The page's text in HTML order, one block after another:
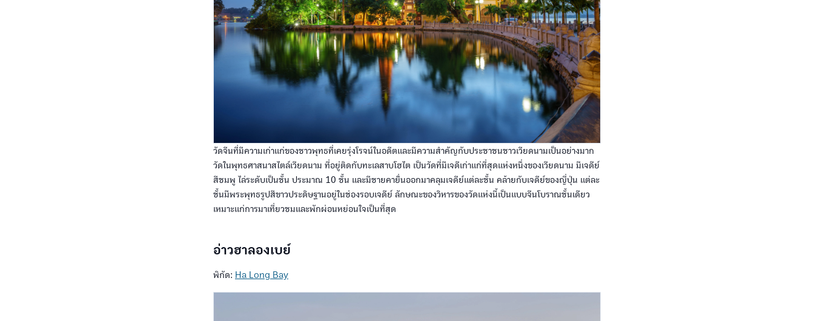
วัดจีนที่มีความเก่าแก่ของชาวพุทธที่เคยรุ่งโรจน์ในอดีตและมีความสำคัญกับประชาชนชาวเวียดนามเป็นอย่างมาก
วัดในพุทธศาสนาสไตล์เวียดนาม ที่อยู่ติดกับทะเลสาบโฮไต เป็นวัดที่มีเจดีเก่าแก่ที่สุดแห่งหนึ่งของเวียดนาม มีเจดีย์
สีชมพู ไล่ระดับเป็นชั้น ประมาณ 10 ชั้น และมีชายคายื่นออกมาคลุมเจดีย์แต่ละชั้น คล้ายกับเจดีย์ของญี่ปุ่น แต่ละ
ชั้นมีพระพุทธรูปสีขาวประดิษฐานอยู่ในช่องรอบเจดีย์ ลักษณะของวิหารของวัดแห่งนี้เป็นแบบจีนโบราณชั้นเดียว
เหมาะแก่การมาเที่ยวชมและพักผ่อนหย่อนใจเป็นที่สุด
อ่าวฮาลองเบย์
พิกัด: Ha Long Bay